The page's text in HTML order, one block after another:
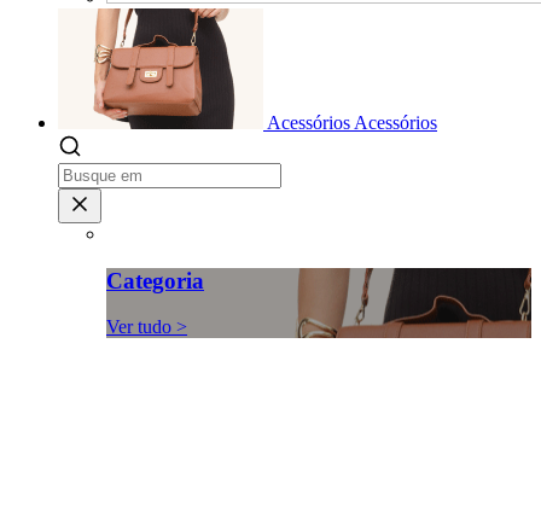
Acessórios Acessórios
Categoria
Ver tudo >